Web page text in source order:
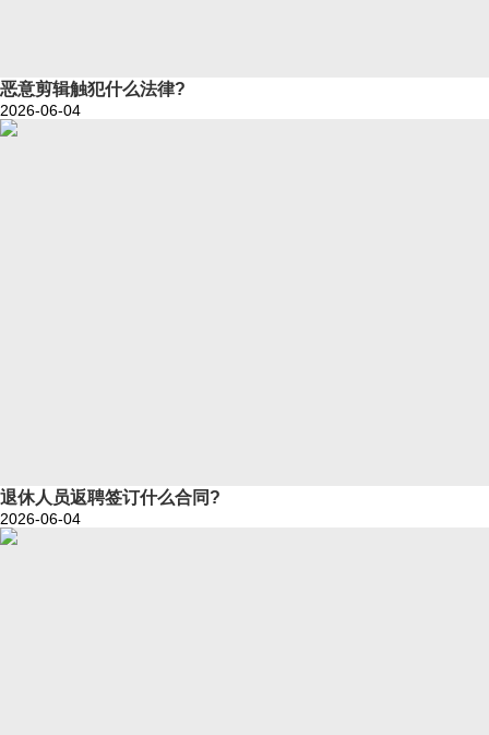
恶意剪辑触犯什么法律?
2026-06-04
退休人员返聘签订什么合同?
2026-06-04